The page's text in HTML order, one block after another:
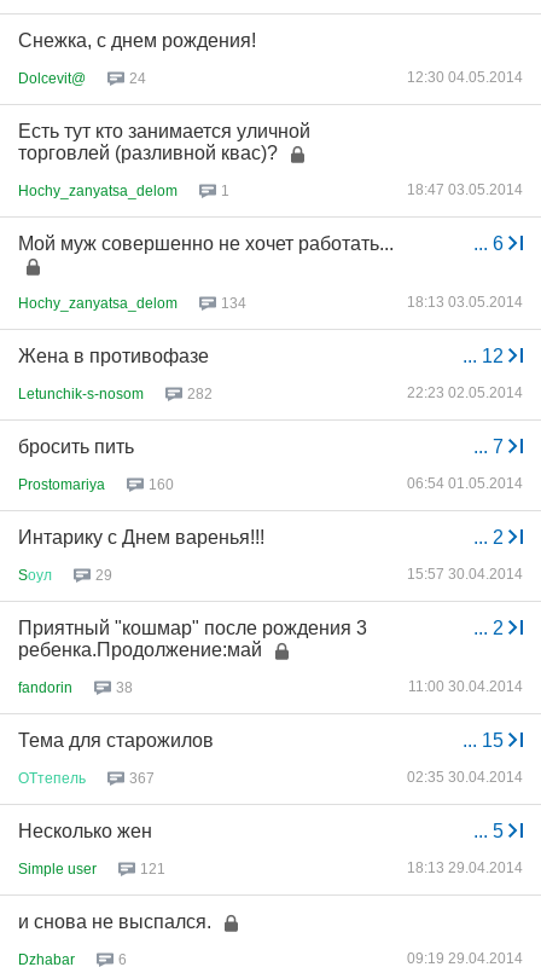
Снежка, с днем рождения!
Dolcevit@ 24 12:30 04.05.2014
Есть тут кто занимается уличной
торговлей (разливной квас)?
Hochy_zanyatsa_delom 1 18:47 03.05.2014
... 6
Мой муж совершенно не хочет работать...
Hochy_zanyatsa_delom 134 18:13 03.05.2014
... 12
Жена в противофазе
Letunchik-s-nosom 282 22:23 02.05.2014
... 7
бросить пить
Prostomariya 160 06:54 01.05.2014
... 2
Интарику с Днем варенья!!!
Sоул 29 15:57 30.04.2014
... 2
Приятный "кошмар" после рождения 3
ребенка.Продолжение:май
fandorin 38 11:00 30.04.2014
... 15
Тема для старожилов
ОТтепель 367 02:35 30.04.2014
... 5
Несколько жен
Simple user 121 18:13 29.04.2014
и снова не выспался.
Dzhabar 6 09:19 29.04.2014